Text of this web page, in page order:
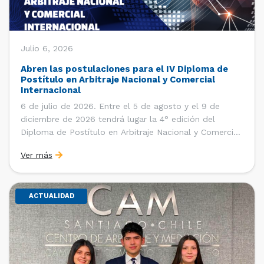
Julio 6, 2026
Abren las postulaciones para el IV Diploma de
Postítulo en Arbitraje Nacional y Comercial
Internacional
6 de julio de 2026. Entre el 5 de agosto y el 9 de
diciembre de 2026 tendrá lugar la 4° edición del
Diploma de Postítulo en Arbitraje Nacional y Comercial
Derecho Internacional de la Facultad de Derecho de la
Universidad de Chile y […]
Ver más
ACTUALIDAD